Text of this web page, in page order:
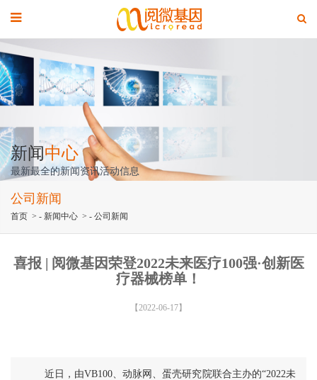
新闻中心
最新最全的新闻资讯活动信息
公司新闻
首页 > - 新闻中心 > - 公司新闻
喜报 | 阅微基因荣登2022未来医疗100强·创新医
疗器械榜单！
【2022-06-17】
近日，由VB100、动脉网、蛋壳研究院联合主办的“2022未